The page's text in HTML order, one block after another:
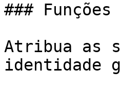
###
Atribua as
identidade